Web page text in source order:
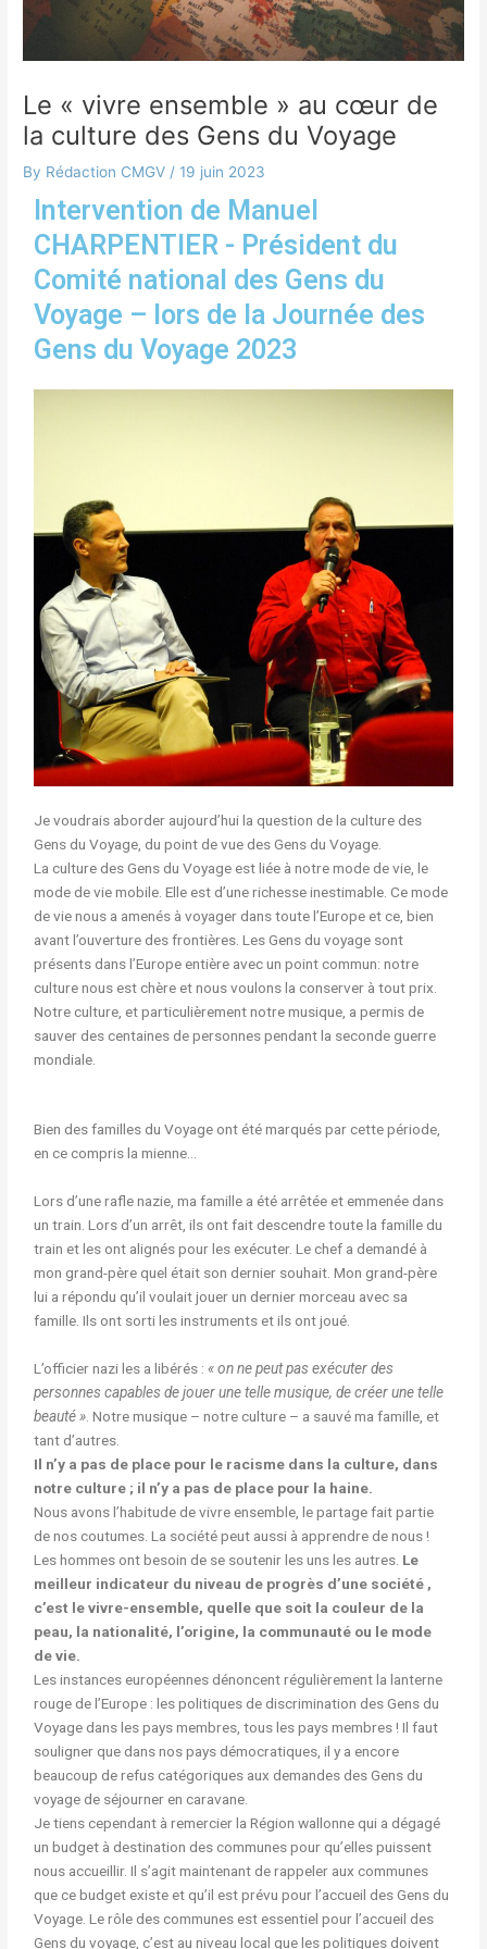
Le « vivre ensemble » au cœur de
la culture des Gens du Voyage
By Rédaction CMGV / 19 juin 2023
Intervention de Manuel
CHARPENTIER - Président du
Comité national des Gens du
Voyage – lors de la Journée des
Gens du Voyage 2023
Je voudrais aborder aujourd’hui la question de la culture des
Gens du Voyage, du point de vue des Gens du Voyage.
La culture des Gens du Voyage est liée à notre mode de vie, le
mode de vie mobile. Elle est d’une richesse inestimable. Ce mode
de vie nous a amenés à voyager dans toute l’Europe et ce, bien
avant l’ouverture des frontières. Les Gens du voyage sont
présents dans l’Europe entière avec un point commun: notre
culture nous est chère et nous voulons la conserver à tout prix.
Notre culture, et particulièrement notre musique, a permis de
sauver des centaines de personnes pendant la seconde guerre
mondiale.
Bien des familles du Voyage ont été marqués par cette période,
en ce compris la mienne…
Lors d’une rafle nazie, ma famille a été arrêtée et emmenée dans
un train. Lors d’un arrêt, ils ont fait descendre toute la famille du
train et les ont alignés pour les exécuter. Le chef a demandé à
mon grand-père quel était son dernier souhait. Mon grand-père
lui a répondu qu’il voulait jouer un dernier morceau avec sa
famille. Ils ont sorti les instruments et ils ont joué.
L’officier nazi les a libérés :« on ne peut pas exécuter des
personnes capables de jouer une telle musique, de créer une telle
beauté » . Notre musique – notre culture – a sauvé ma famille, et
tant d’autres.
Il n’y a pas de place pour le racisme dans la culture, dans
notre culture ; il n’y a pas de place pour la haine.
Nous avons l’habitude de vivre ensemble, le partage fait partie
de nos coutumes. La société peut aussi à apprendre de nous !
Les hommes ont besoin de se soutenir les uns les autres. Le
meilleur indicateur du niveau de progrès d’une société ,
c’est le vivre-ensemble, quelle que soit la couleur de la
peau, la nationalité, l’origine, la communauté ou le mode
de vie.
Les instances européennes dénoncent régulièrement la lanterne
rouge de l’Europe : les politiques de discrimination des Gens du
Voyage dans les pays membres, tous les pays membres ! Il faut
souligner que dans nos pays démocratiques, il y a encore
beaucoup de refus catégoriques aux demandes des Gens du
voyage de séjourner en caravane.
Je tiens cependant à remercier la Région wallonne qui a dégagé
un budget à destination des communes pour qu’elles puissent
nous accueillir. Il s’agit maintenant de rappeler aux communes
que ce budget existe et qu’il est prévu pour l’accueil des Gens du
Voyage. Le rôle des communes est essentiel pour l’accueil des
Gens du voyage, c’est au niveau local que les politiques doivent